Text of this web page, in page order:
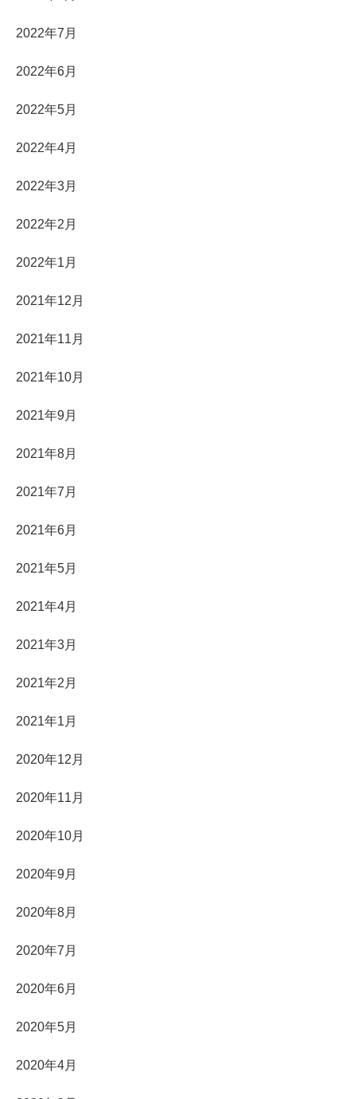
2022年7月
2022年6月
2022年5月
2022年4月
2022年3月
2022年2月
2022年1月
2021年12月
2021年11月
2021年10月
2021年9月
2021年8月
2021年7月
2021年6月
2021年5月
2021年4月
2021年3月
2021年2月
2021年1月
2020年12月
2020年11月
2020年10月
2020年9月
2020年8月
2020年7月
2020年6月
2020年5月
2020年4月